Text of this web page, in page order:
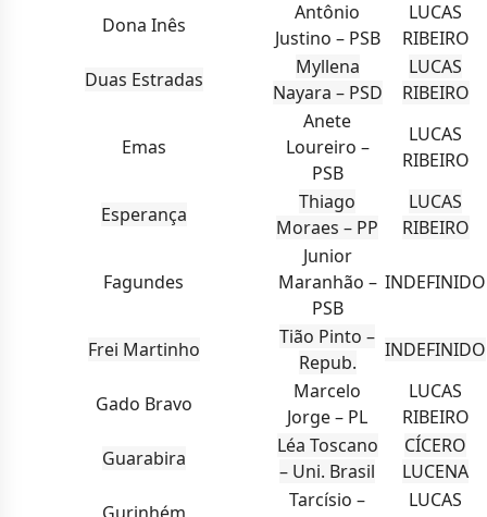
Dona Inês
Antônio
Justino – PSB
LUCAS
RIBEIRO
Duas Estradas
Myllena
Nayara – PSD
LUCAS
RIBEIRO
Emas
Anete
Loureiro –
PSB
LUCAS
RIBEIRO
Esperança
Thiago
Moraes – PP
LUCAS
RIBEIRO
Fagundes
Junior
Maranhão –
PSB
INDEFINIDO
Frei Martinho
Tião Pinto –
Repub.
INDEFINIDO
Gado Bravo
Marcelo
Jorge – PL
LUCAS
RIBEIRO
Guarabira
Léa Toscano
– Uni. Brasil
CÍCERO
LUCENA
Tarcísio –
LUCAS